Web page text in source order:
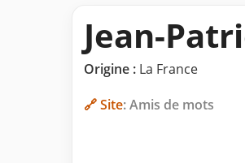
Jean-
Origine : La France
🔗 Site: Amis de mots